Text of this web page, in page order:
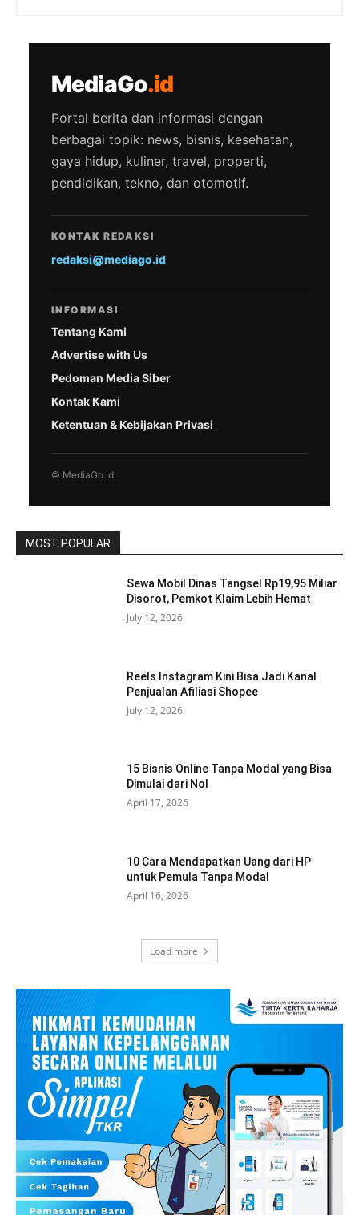
MediaGo.id
Portal berita dan informasi dengan
berbagai topik: news, bisnis, kesehatan,
gaya hidup, kuliner, travel, properti,
pendidikan, tekno, dan otomotif.
KONTAK REDAKSI
redaksi@mediago.id
INFORMASI
Tentang Kami
Advertise with Us
Pedoman Media Siber
Kontak Kami
Ketentuan & Kebijakan Privasi
© MediaGo.id
MOST POPULAR
Sewa Mobil Dinas Tangsel Rp19,95 Miliar
Disorot, Pemkot Klaim Lebih Hemat
July 12, 2026
Reels Instagram Kini Bisa Jadi Kanal
Penjualan Afiliasi Shopee
July 12, 2026
15 Bisnis Online Tanpa Modal yang Bisa
Dimulai dari Nol
April 17, 2026
10 Cara Mendapatkan Uang dari HP
untuk Pemula Tanpa Modal
April 16, 2026
Load more